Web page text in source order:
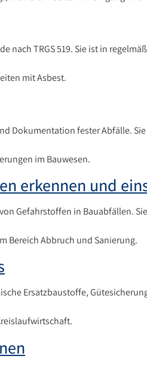
nach TRGS 519. Sie ist in
mit Asbest.
Dokumentation fester Abfälle.
im Bauwesen.
erkennen und
Gefahrstoffen in Bauabfällen.
Bereich Abbruch und Sanierung.
Ersatzbaustoffe,